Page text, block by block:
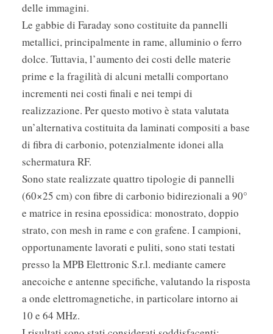
delle immagini.
Le gabbie di Faraday sono costituite da pannelli
metallici, principalmente in rame, alluminio o ferro
dolce. Tuttavia, l’aumento dei costi delle materie
prime e la fragilità di alcuni metalli comportano
incrementi nei costi finali e nei tempi di
realizzazione. Per questo motivo è stata valutata
un’alternativa costituita da laminati compositi a base
di fibra di carbonio, potenzialmente idonei alla
schermatura RF.
Sono state realizzate quattro tipologie di pannelli
(60×25 cm) con fibre di carbonio bidirezionali a 90°
e matrice in resina epossidica: monostrato, doppio
strato, con mesh in rame e con grafene. I campioni,
opportunamente lavorati e puliti, sono stati testati
presso la MPB Elettronic S.r.l. mediante camere
anecoiche e antenne specifiche, valutando la risposta
a onde elettromagnetiche, in particolare intorno ai
10 e 64 MHz.